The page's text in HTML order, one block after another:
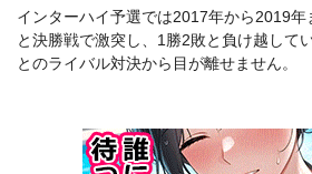
インターハイ予選では2017年から2019
と決勝戦で激突し、1勝2敗と負け越して
とのライバル対決から目が離せません。